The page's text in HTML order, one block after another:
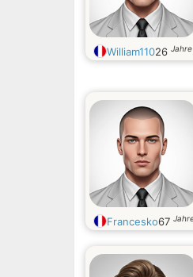
William11026
Francesko67